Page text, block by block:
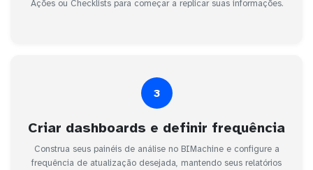
Ações ou Checklists para começar a replicar suas informações.
3
Criar dashboards e definir frequência
Construa seus painéis de análise no BIMachine e configure a
frequência de atualização desejada, mantendo seus relatórios